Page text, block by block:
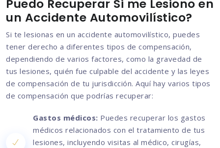
Puedo Recuperar Si me Lesiono en
un Accidente Automovilístico?
Si te lesionas en un accidente automovilístico, puedes
tener derecho a diferentes tipos de compensación,
dependiendo de varios factores, como la gravedad de
tus lesiones, quién fue culpable del accidente y las leyes
de compensación de tu jurisdicción. Aquí hay varios tipos
de compensación que podrías recuperar:
Gastos médicos: Puedes recuperar los gastos
médicos relacionados con el tratamiento de tus
lesiones, incluyendo visitas al médico, cirugías,